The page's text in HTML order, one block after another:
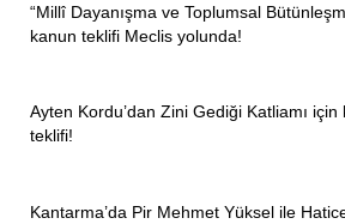
“Millî Dayanışma ve Toplumsal
kanun teklifi Meclis yolunda!
Ayten Kordu’dan Zini Gediği Katliamı için
teklifi!
Kantarma’da Pir Mehmet Yüksel ile